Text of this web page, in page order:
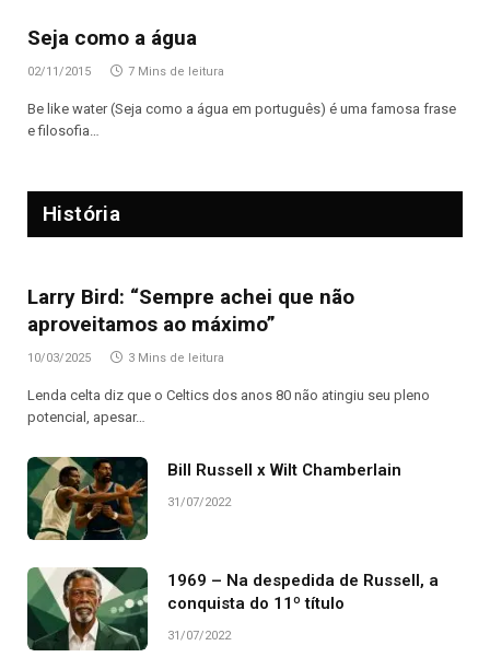
Seja como a água
02/11/2015 7 Mins de leitura
Be like water (Seja como a água em português) é uma famosa frase
e filosofia…
História
Larry Bird: “Sempre achei que não
aproveitamos ao máximo”
10/03/2025 3 Mins de leitura
Lenda celta diz que o Celtics dos anos 80 não atingiu seu pleno
potencial, apesar…
Bill Russell x Wilt Chamberlain
31/07/2022
1969 – Na despedida de Russell, a
conquista do 11º título
31/07/2022